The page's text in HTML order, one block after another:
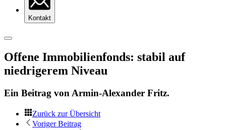
Kontakt
Offene Immobilienfonds: stabil auf
niedrigerem Niveau
Ein Beitrag von Armin-Alexander Fritz.
Zurück zur Übersicht
Voriger Beitrag